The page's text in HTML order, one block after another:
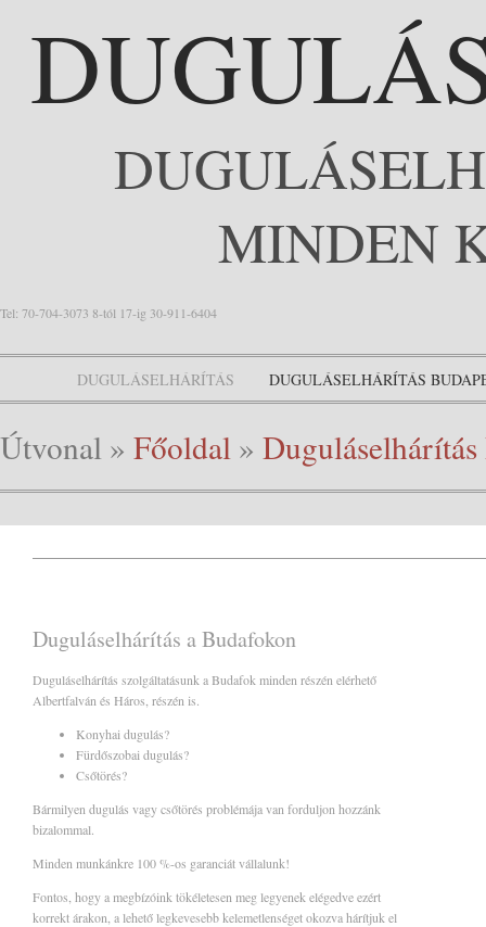
MINDEN
Tel: 70-704-3073 8-tól 17-ig 30-911-6404
DUGULÁSELHÁRÍTÁS DUGULÁSELHÁRÍTÁS
Útvonal » Főoldal »
Duguláselhárítás a Budafokon
Duguláselhárítás szolgáltatásunk a Budafok minden részén elérhető
Albertfalván és Háros, részén is.
Konyhai dugulás?
Fürdőszobai dugulás?
Csőtörés?
Bármilyen dugulás vagy csőtörés problémája van forduljon hozzánk
bizalommal.
Minden munkánkre 100 %-os garanciát vállalunk!
Fontos, hogy a megbízóink tökéletesen meg legyenek elégedve ezért
korrekt árakon, a lehető legkevesebb kelemetlenséget okozva hárítjuk el